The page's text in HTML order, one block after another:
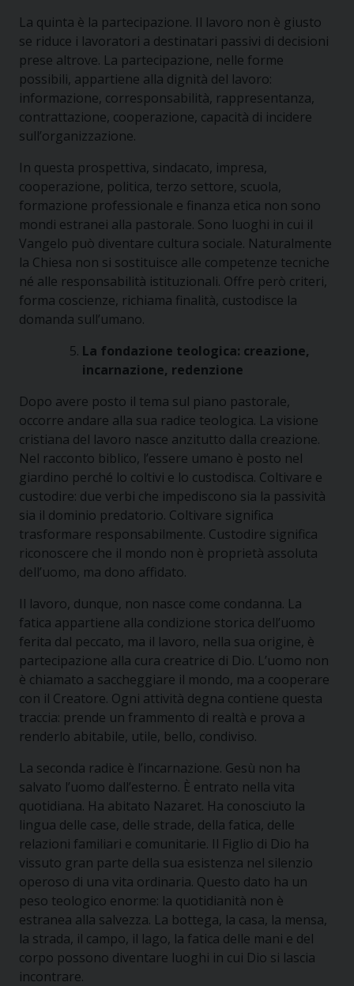
La quinta è la partecipazione. Il lavoro non è giusto
se riduce i lavoratori a destinatari passivi di decisioni
prese altrove. La partecipazione, nelle forme
possibili, appartiene alla dignità del lavoro:
informazione, corresponsabilità, rappresentanza,
contrattazione, cooperazione, capacità di incidere
sull’organizzazione.
In questa prospettiva, sindacato, impresa,
cooperazione, politica, terzo settore, scuola,
formazione professionale e finanza etica non sono
mondi estranei alla pastorale. Sono luoghi in cui il
Vangelo può diventare cultura sociale. Naturalmente
la Chiesa non si sostituisce alle competenze tecniche
né alle responsabilità istituzionali. Offre però criteri,
forma coscienze, richiama finalità, custodisce la
domanda sull’umano.
La fondazione teologica: creazione,
incarnazione, redenzione
Dopo avere posto il tema sul piano pastorale,
occorre andare alla sua radice teologica. La visione
cristiana del lavoro nasce anzitutto dalla creazione.
Nel racconto biblico, l’essere umano è posto nel
giardino perché lo coltivi e lo custodisca. Coltivare e
custodire: due verbi che impediscono sia la passività
sia il dominio predatorio. Coltivare significa
trasformare responsabilmente. Custodire significa
riconoscere che il mondo non è proprietà assoluta
dell’uomo, ma dono affidato.
Il lavoro, dunque, non nasce come condanna. La
fatica appartiene alla condizione storica dell’uomo
ferita dal peccato, ma il lavoro, nella sua origine, è
partecipazione alla cura creatrice di Dio. L’uomo non
è chiamato a saccheggiare il mondo, ma a cooperare
con il Creatore. Ogni attività degna contiene questa
traccia: prende un frammento di realtà e prova a
renderlo abitabile, utile, bello, condiviso.
La seconda radice è l’incarnazione. Gesù non ha
salvato l’uomo dall’esterno. È entrato nella vita
quotidiana. Ha abitato Nazaret. Ha conosciuto la
lingua delle case, delle strade, della fatica, delle
relazioni familiari e comunitarie. Il Figlio di Dio ha
vissuto gran parte della sua esistenza nel silenzio
operoso di una vita ordinaria. Questo dato ha un
peso teologico enorme: la quotidianità non è
estranea alla salvezza. La bottega, la casa, la mensa,
la strada, il campo, il lago, la fatica delle mani e del
corpo possono diventare luoghi in cui Dio si lascia
incontrare.